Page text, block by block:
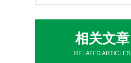
相关文章
RELATED ARTICLES